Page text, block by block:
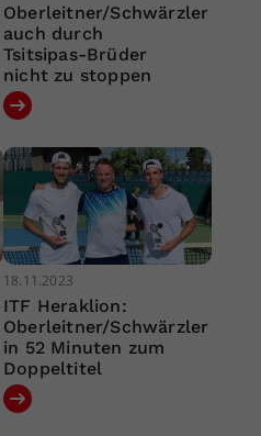
Oberleitner/Schwärzler
auch durch
Tsitsipas-Brüder
nicht zu stoppen
18.11.2023
ITF Heraklion:
Oberleitner/Schwärzler
in 52 Minuten zum
Doppeltitel